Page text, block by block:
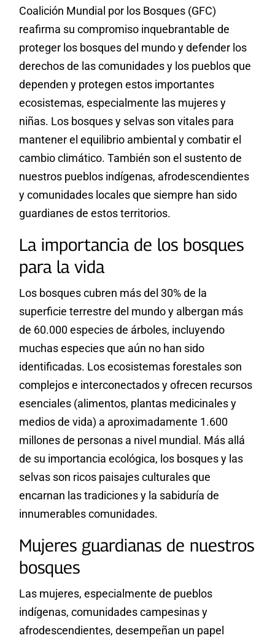
Coalición Mundial por los Bosques (GFC)
reafirma su compromiso inquebrantable de
proteger los bosques del mundo y defender los
derechos de las comunidades y los pueblos que
dependen y protegen estos importantes
ecosistemas, especialmente las mujeres y
niñas. Los bosques y selvas son vitales para
mantener el equilibrio ambiental y combatir el
cambio climático. También son el sustento de
nuestros pueblos indígenas, afrodescendientes
y comunidades locales que siempre han sido
guardianes de estos territorios.
La importancia de los bosques
para la vida
Los bosques cubren más del 30% de la
superficie terrestre del mundo y albergan más
de 60.000 especies de árboles, incluyendo
muchas especies que aún no han sido
identificadas. Los ecosistemas forestales son
complejos e interconectados y ofrecen recursos
esenciales (alimentos, plantas medicinales y
medios de vida) a aproximadamente 1.600
millones de personas a nivel mundial. Más allá
de su importancia ecológica, los bosques y las
selvas son ricos paisajes culturales que
encarnan las tradiciones y la sabiduría de
innumerables comunidades.
Mujeres guardianas de nuestros
bosques
Las mujeres, especialmente de pueblos
indígenas, comunidades campesinas y
afrodescendientes, desempeñan un papel